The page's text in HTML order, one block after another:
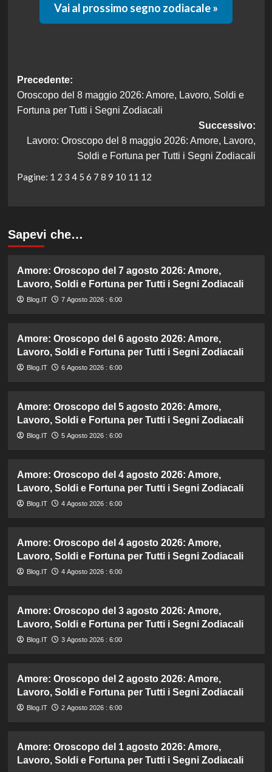
Vai al prossimo segno zodiacale »
Navigazione
articolo
Precedente:
Oroscopo del 8 maggio 2026: Amore, Lavoro, Soldi e
Fortuna per Tutti i Segni Zodiacali
Successivo:
Lavoro: Oroscopo del 8 maggio 2026: Amore, Lavoro,
Soldi e Fortuna per Tutti i Segni Zodiacali
Pagine: 1 2 3 4 5 6 7 8 9 10 11 12
Sapevi che…
Amore: Oroscopo del 7 agosto 2026: Amore,
Lavoro, Soldi e Fortuna per Tutti i Segni Zodiacali
Blog.IT 7 Agosto 2026 : 6:00
Amore: Oroscopo del 6 agosto 2026: Amore,
Lavoro, Soldi e Fortuna per Tutti i Segni Zodiacali
Blog.IT 6 Agosto 2026 : 6:00
Amore: Oroscopo del 5 agosto 2026: Amore,
Lavoro, Soldi e Fortuna per Tutti i Segni Zodiacali
Blog.IT 5 Agosto 2026 : 6:00
Amore: Oroscopo del 4 agosto 2026: Amore,
Lavoro, Soldi e Fortuna per Tutti i Segni Zodiacali
Blog.IT 4 Agosto 2026 : 6:00
Amore: Oroscopo del 4 agosto 2026: Amore,
Lavoro, Soldi e Fortuna per Tutti i Segni Zodiacali
Blog.IT 4 Agosto 2026 : 6:00
Amore: Oroscopo del 3 agosto 2026: Amore,
Lavoro, Soldi e Fortuna per Tutti i Segni Zodiacali
Blog.IT 3 Agosto 2026 : 6:00
Amore: Oroscopo del 2 agosto 2026: Amore,
Lavoro, Soldi e Fortuna per Tutti i Segni Zodiacali
Blog.IT 2 Agosto 2026 : 6:00
Amore: Oroscopo del 1 agosto 2026: Amore,
Lavoro, Soldi e Fortuna per Tutti i Segni Zodiacali